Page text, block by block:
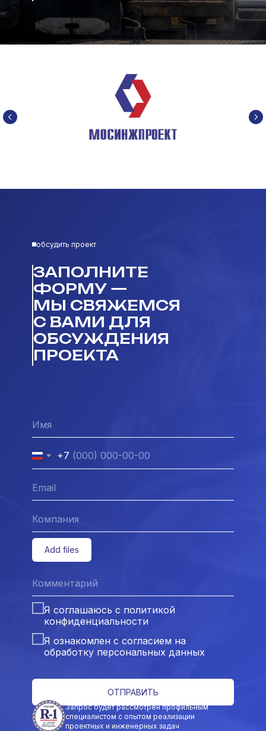
+7
Add files
Я соглашаюсь с политикой
конфиденциальности
Я ознакомлен с согласием на
обработку персональных данных
ОТПРАВИТЬ
обсудить проект
ЗАПОЛНИТЕ
ФОРМУ —
МЫ СВЯЖЕМСЯ
С ВАМИ ДЛЯ
ОБСУЖДЕНИЯ
ПРОЕКТА
Запрос будет рассмотрен профильным
специалистом с опытом реализации
проектных и инженерных задач